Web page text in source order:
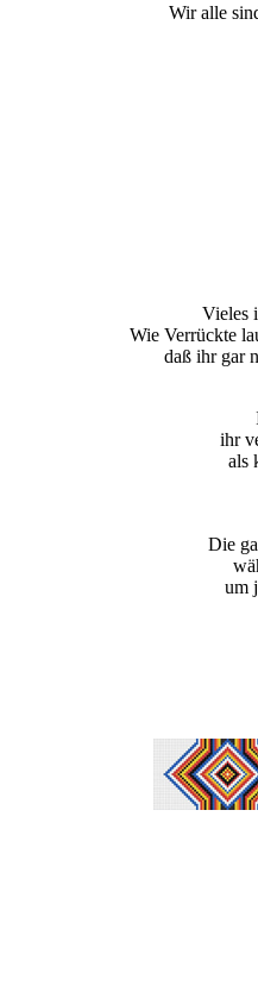
Wir alle
Vieles
Wie Verrückte
daß ihr gar
ihr
als
Die
um